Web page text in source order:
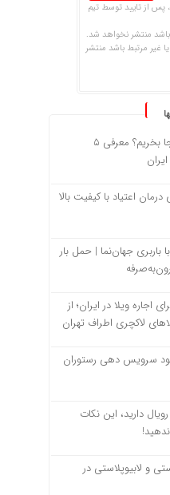
از تایید توسط تیم
منتشر نخواهد شد.
غیر مرتبط باشد منتشر
قهوه باکیفیت از کجا بخریم؟ معرفی ۵
باربری جهان‌نما | حمل بار
اجاره ویلا در ایران؛ از
لاکچری اطراف تهران
سرویس دهی رستوران
دارید، این نکات
و لابیوپلاستی در